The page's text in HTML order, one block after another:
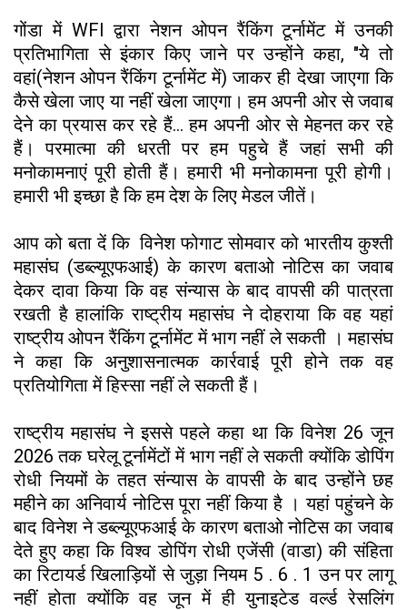
गोंडा में WFI द्वारा नेशन ओपन रैंकिंग टूर्नामेंट में उनकी
प्रतिभागिता से इंकार किए जाने पर उन्होंने कहा, "ये तो
वहां(नेशन ओपन रैंकिंग टूर्नामेंट में) जाकर ही देखा जाएगा कि
कैसे खेला जाए या नहीं खेला जाएगा। हम अपनी ओर से जवाब
देने का प्रयास कर रहे हैं... हम अपनी ओर से मेहनत कर रहे
हैं। परमात्मा की धरती पर हम पहुचे हैं जहां सभी की
मनोकामनाएं पूरी होती हैं। हमारी भी मनोकामना पूरी होगी।
हमारी भी इच्छा है कि हम देश के लिए मेडल जीतें।
आप को बता दें कि विनेश फोगाट सोमवार को भारतीय कुश्ती
महासंघ (डब्ल्यूएफआई) के कारण बताओ नोटिस का जवाब
देकर दावा किया कि वह संन्यास के बाद वापसी की पात्रता
रखती है हालांकि राष्ट्रीय महासंघ ने दोहराया कि वह यहां
राष्ट्रीय ओपन रैंकिंग टूर्नामेंट में भाग नहीं ले सकती । महासंघ
ने कहा कि अनुशासनात्मक कार्रवाई पूरी होने तक वह
प्रतियोगिता में हिस्सा नहीं ले सकती हैं।
राष्ट्रीय महासंघ ने इससे पहले कहा था कि विनेश 26 जून
2026 तक घरेलू टूर्नामेंटों में भाग नहीं ले सकती क्योंकि डोपिंग
रोधी नियमों के तहत संन्यास के वापसी के बाद उन्होंने छह
महीने का अनिवार्य नोटिस पूरा नहीं किया है । यहां पहुंचने के
बाद विनेश ने डब्ल्यूएफआई के कारण बताओ नोटिस का जवाब
देते हुए कहा कि विश्व डोपिंग रोधी एजेंसी (वाडा) की संहिता
का रिटायर्ड खिलाड़ियों से जुड़ा नियम 5 . 6 . 1 उन पर लागू
नहीं होता क्योंकि वह जून में ही युनाइटेड वर्ल्ड रेसलिंग